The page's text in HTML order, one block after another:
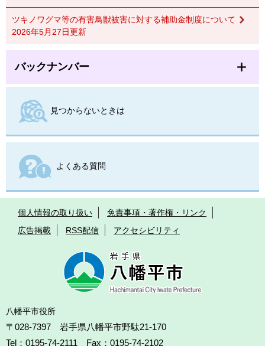
ツキノワグマ等の有害鳥獣被害に対する補助金制度について
2026年5月27日更新
バックナンバー
見つからないときは
よくある質問
個人情報の取り扱い
免責事項・著作権・リンク
広告掲載
RSS配信 アクセシビリティ
八幡平市役所
〒028-7397 岩手県八幡平市野駄21-170
Tel：0195-74-2111 Fax：0195-74-2102